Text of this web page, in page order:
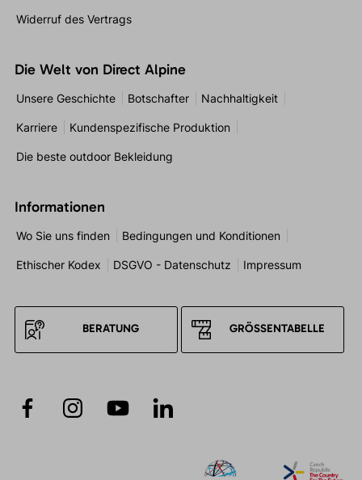
Widerruf des Vertrags
Die Welt von Direct Alpine
Unsere Geschichte Botschafter Nachhaltigkeit
Karriere Kundenspezifische Produktion
Die beste outdoor Bekleidung
Informationen
Wo Sie uns finden Bedingungen und Konditionen
Ethischer Kodex DSGVO - Datenschutz Impressum
BERATUNG GRÖSSENTABELLE